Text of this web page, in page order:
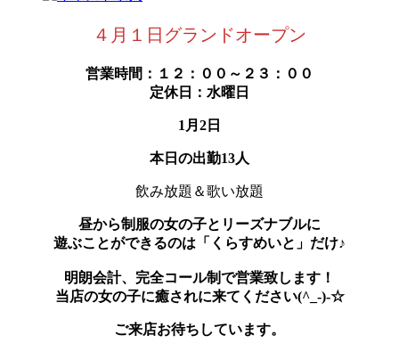
４月１日グランドオープン
営業時間：１２：００～２３：００
定休日：水曜日
1月2日
本日の出勤13人
飲み放題＆歌い放題
昼から制服の女の子とリーズナブルに
遊ぶことができるのは「くらすめいと」だけ♪
明朗会計、完全コール制で営業致します！
当店の女の子に癒されに来てください(^_-)-☆
ご来店お待ちしています。